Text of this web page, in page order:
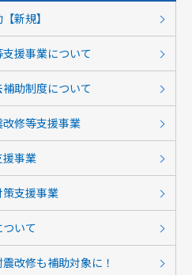
新規】
援事業について
助制度について
修等支援事業
事業
支援事業
いて
改修も補助対象に！